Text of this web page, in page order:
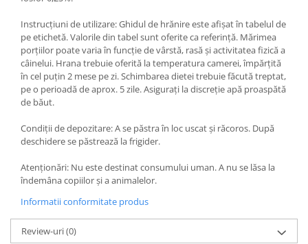
Instrucțiuni de utilizare: Ghidul de hrănire este afișat în tabelul de
pe etichetă. Valorile din tabel sunt oferite ca referință. Mărimea
porțiilor poate varia în funcție de vârstă, rasă și activitatea fizică a
câinelui. Hrana trebuie oferită la temperatura camerei, împărțită
în cel puțin 2 mese pe zi. Schimbarea dietei trebuie făcută treptat,
pe o perioadă de aprox. 5 zile. Asigurați la discreție apă proaspătă
de băut.
Condiții de depozitare: A se păstra în loc uscat și răcoros. După
deschidere se păstrează la frigider.
Atenționări: Nu este destinat consumului uman. A nu se lăsa la
îndemâna copiilor și a animalelor.
Informatii conformitate produs
Review-uri(0)